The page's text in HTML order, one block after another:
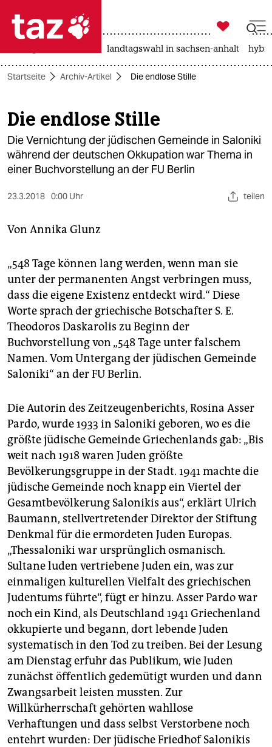
 taz zahl ich
taz zahl ich
themen
politik
öko
gesellschaft
berlin
nord
wahrheit
verlag
verlag
veranstaltungen
shop
fragen & hilfe
unterstützen
abo
genossenschaft
epaper login

taz zahl ich
landtagswahl in sachsen-anhalt
Startseite Archiv-Artikel Die endlose Stille
Die endlose Stille
Die Vernichtung der jüdischen Gemeinde in Saloniki
während der deutschen Okkupation war Thema in
einer Buchvorstellung an der FU Berlin
23.3.2018 0:00 Uhr teilen
Von Annika Glunz
„548 Tage können lang werden, wenn man sie
unter der permanenten Angst verbringen muss,
dass die eigene Existenz entdeckt wird.“ Diese
Worte sprach der griechische Botschafter S. E.
Theodoros Daskarolis zu Beginn der
Buchvorstellung von „548 Tage unter falschem
Namen. Vom Untergang der jüdischen Gemeinde
Saloniki“ an der FU Berlin.
Die Autorin des Zeitzeugenberichts, Rosina Asser
Pardo, wurde 1933 in Saloniki geboren, wo es die
größte jüdische Gemeinde Griechenlands gab: „Bis
weit nach 1918 waren Juden größte
Bevölkerungsgruppe in der Stadt. 1941 machte die
jüdische Gemeinde noch knapp ein Viertel der
Gesamtbevölkerung Salonikis aus“, erklärt Ulrich
Baumann, stellvertretender Direktor der Stiftung
Denkmal für die ermordeten Juden Europas.
„Thessaloniki war ursprünglich osmanisch.
Sultane luden vertriebene Juden ein, was zur
einmaligen kulturellen Vielfalt des griechischen
Judentums führte“, fügt er hinzu. Asser Pardo war
noch ein Kind, als Deutschland 1941 Griechenland
okkupierte und begann, dort lebende Juden
systematisch in den Tod zu treiben. Bei der Lesung
am Dienstag erfuhr das Publikum, wie Juden
zunächst öffentlich gedemütigt wurden und dann
Zwangsarbeit leisten mussten. Zur
Willkürherrschaft gehörten wahllose
Verhaftungen und dass selbst Verstorbene noch
entehrt wurden: Der jüdische Friedhof Salonikis